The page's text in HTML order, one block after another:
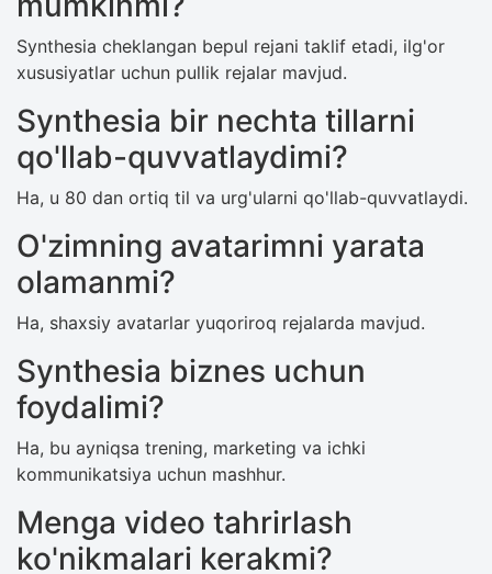
Synthesia cheklangan bepul rejani taklif etadi, ilg'or
xususiyatlar uchun pullik rejalar mavjud.
Synthesia bir nechta tillarni
qo'llab-quvvatlaydimi?
Ha, u 80 dan ortiq til va urg'ularni qo'llab-quvvatlaydi.
O'zimning avatarimni yarata
olamanmi?
Ha, shaxsiy avatarlar yuqoriroq rejalarda mavjud.
Synthesia biznes uchun
foydalimi?
Ha, bu ayniqsa trening, marketing va ichki
kommunikatsiya uchun mashhur.
Menga video tahrirlash
ko'nikmalari kerakmi?